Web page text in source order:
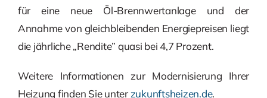
für eine neue Öl-Brennwertanlage und der
Annahme von gleichbleibenden Energiepreisen liegt
die jährliche „Rendite” quasi bei 4,7 Prozent.
Weitere Informationen zur Modernisierung Ihrer
Heizung finden Sie unterzukunftsheizen.de.